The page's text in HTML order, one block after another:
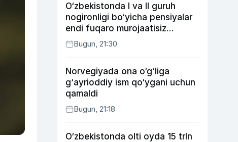
O‘zbekistonda I va II guruh
nogironligi bo‘yicha pensiyalar
endi fuqaro murojaatisiz
tayinlanishi mumkin
Bugun, 21:30
Norvegiyada ona o‘g‘liga
g‘ayrioddiy ism qo‘ygani uchun
qamaldi
Bugun, 21:18
O‘zbekistonda olti oyda 15 trln